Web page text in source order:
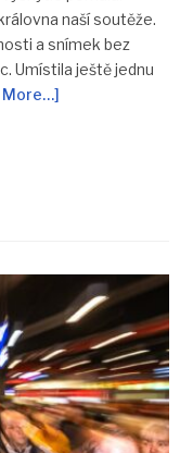
naší soutěže.
a snímek bez
Umístila ještě jednu
More…]